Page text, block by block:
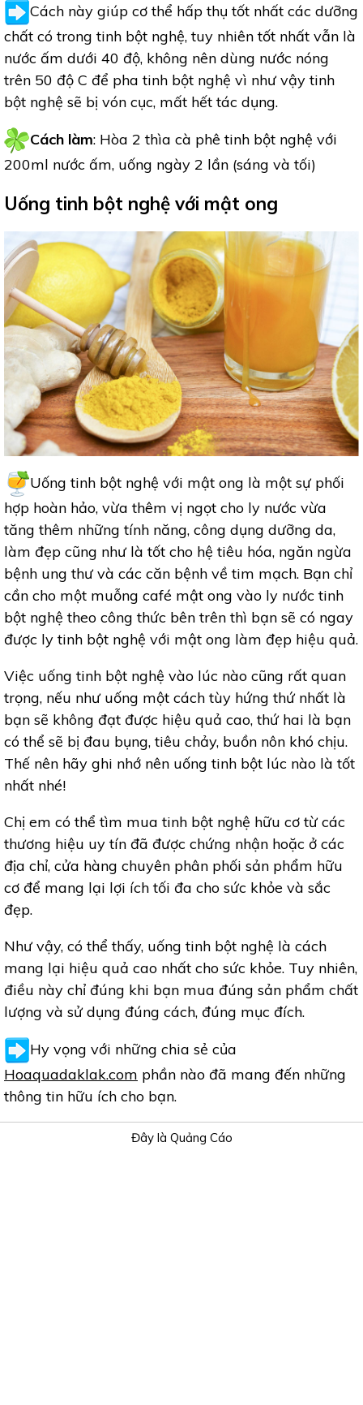
Cách này giúp cơ thể hấp thụ tốt nhất các dưỡng
chất có trong tinh bột nghệ, tuy nhiên tốt nhất vẫn là
nước ấm dưới 40 độ, không nên dùng nước nóng
trên 50 độ C để pha tinh bột nghệ vì như vậy tinh
bột nghệ sẽ bị vón cục, mất hết tác dụng.
Cách làm: Hòa 2 thìa cà phê tinh bột nghệ với
200ml nước ấm, uống ngày 2 lần (sáng và tối)
Uống tinh bột nghệ với mật ong
Uống tinh bột nghệ với mật ong là một sự phối
hợp hoàn hảo, vừa thêm vị ngọt cho ly nước vừa
tăng thêm những tính năng, công dụng dưỡng da,
làm đẹp cũng như là tốt cho hệ tiêu hóa, ngăn ngừa
bệnh ung thư và các căn bệnh về tim mạch. Bạn chỉ
cần cho một muỗng café mật ong vào ly nước tinh
bột nghệ theo công thức bên trên thì bạn sẽ có ngay
được ly tinh bột nghệ với mật ong làm đẹp hiệu quả.
Việc uống tinh bột nghệ vào lúc nào cũng rất quan
trọng, nếu như uống một cách tùy hứng thứ nhất là
bạn sẽ không đạt được hiệu quả cao, thứ hai là bạn
có thể sẽ bị đau bụng, tiêu chảy, buồn nôn khó chịu.
Thế nên hãy ghi nhớ nên uống tinh bột lúc nào là tốt
nhất nhé!
Chị em có thể tìm mua tinh bột nghệ hữu cơ từ các
thương hiệu uy tín đã được chứng nhận hoặc ở các
địa chỉ, cửa hàng chuyên phân phối sản phẩm hữu
cơ để mang lại lợi ích tối đa cho sức khỏe và sắc
đẹp.
Như vậy, có thể thấy, uống tinh bột nghệ là cách
mang lại hiệu quả cao nhất cho sức khỏe. Tuy nhiên,
điều này chỉ đúng khi bạn mua đúng sản phẩm chất
lượng và sử dụng đúng cách, đúng mục đích.
Hy vọng với những chia sẻ của
Hoaquadaklak.com phần nào đã mang đến những
thông tin hữu ích cho bạn.
Đây là Quảng Cáo